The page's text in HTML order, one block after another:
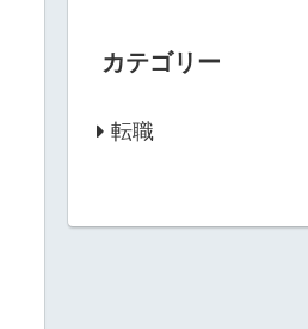
カテゴリー
転職